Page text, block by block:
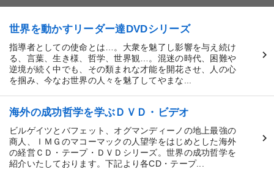
世界を動かすリーダー達DVDシリーズ
指導者としての使命とは…。大衆を魅了し影響を与え続け
る、言葉、生き様、哲学、世界観…。混迷の時代、困難や
逆境が続く中でも、その類まれな才能を開花させ、人の心
を掴み、今なお世界の人々を魅了してやまな...
海外の成功哲学を学ぶＤＶＤ・ビデオ
ビルゲイツとバフェット、オグマンディーノの地上最強の
商人、ＩＭＧのマコーマックの人望学をはじめとした海外
の経営ＣＤ・テープ・ＤＶＤシリーズ。世界の成功哲学を
紹介いたしております。下記より各CD・テープ...